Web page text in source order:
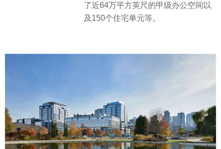
了近64万平方英尺的甲级办公空间以
及150个住宅单元等。